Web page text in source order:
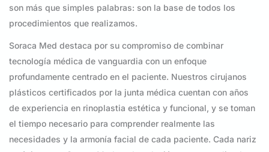
son más que simples palabras: son la base de todos los
procedimientos que realizamos.
Soraca Med destaca por su compromiso de combinar
tecnología médica de vanguardia con un enfoque
profundamente centrado en el paciente. Nuestros cirujanos
plásticos certificados por la junta médica cuentan con años
de experiencia en rinoplastia estética y funcional, y se toman
el tiempo necesario para comprender realmente las
necesidades y la armonía facial de cada paciente. Cada nariz